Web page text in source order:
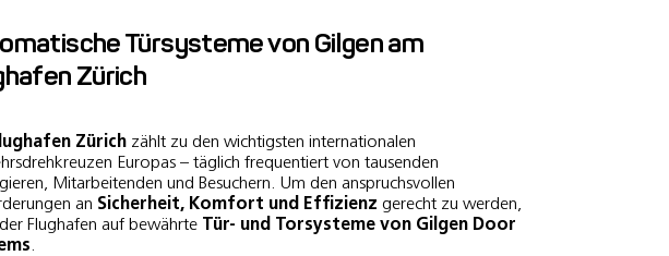
Türsysteme von Gilgen am
Zürich
Zürich zählt zu den wichtigsten internationalen
Europas – täglich frequentiert von tausenden
Mitarbeitenden und Besuchern. Um den anspruchsvollen
an Sicherheit, Komfort und Effizienz gerecht zu werden,
Flughafen auf bewährte Tür- und Torsysteme von Gilgen Door
.